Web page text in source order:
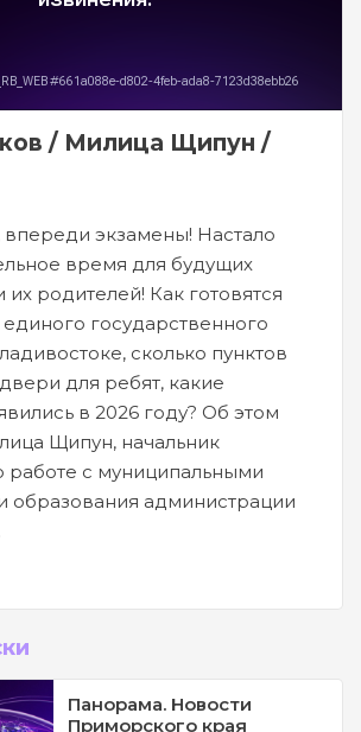
/ Милица Щипун /
экзамены! Настало
время для будущих
родителей! Как готовятся
государственного
сколько пунктов
для ребят, какие
в 2026 году? Об этом
Щипун, начальник
работе с муниципальными
образования администрации
Панорама. Новости
Приморского края